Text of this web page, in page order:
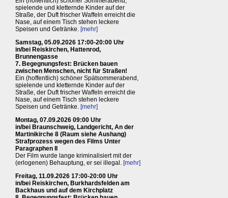
spielende und kletternde Kinder auf der
Straße, der Duft frischer Waffeln erreicht die
Nase, auf einem Tisch stehen leckere
Speisen und Getränke. [mehr]
Samstag, 05.09.2026 17:00-20:00 Uhr
in/bei Reiskirchen, Hattenrod,
Brunnengasse
7. Begegnungsfest: Brücken bauen
zwischen Menschen, nicht für Straßen!
Ein (hoffentlich) schöner Spätsommerabend,
spielende und kletternde Kinder auf der
Straße, der Duft frischer Waffeln erreicht die
Nase, auf einem Tisch stehen leckere
Speisen und Getränke. [mehr]
Montag, 07.09.2026 09:00 Uhr
in/bei Braunschweig, Landgericht, An der
Martinikirche 8 (Raum siehe Aushang)
Strafprozess wegen des Films Unter
Paragraphen II
Der Film wurde lange kriminalisiert mit der
(erlogenen) Behauptung, er sei illegal. [mehr]
Freitag, 11.09.2026 17:00-20:00 Uhr
in/bei Reiskirchen, Burkhardsfelden am
Backhaus und auf dem Kirchplatz